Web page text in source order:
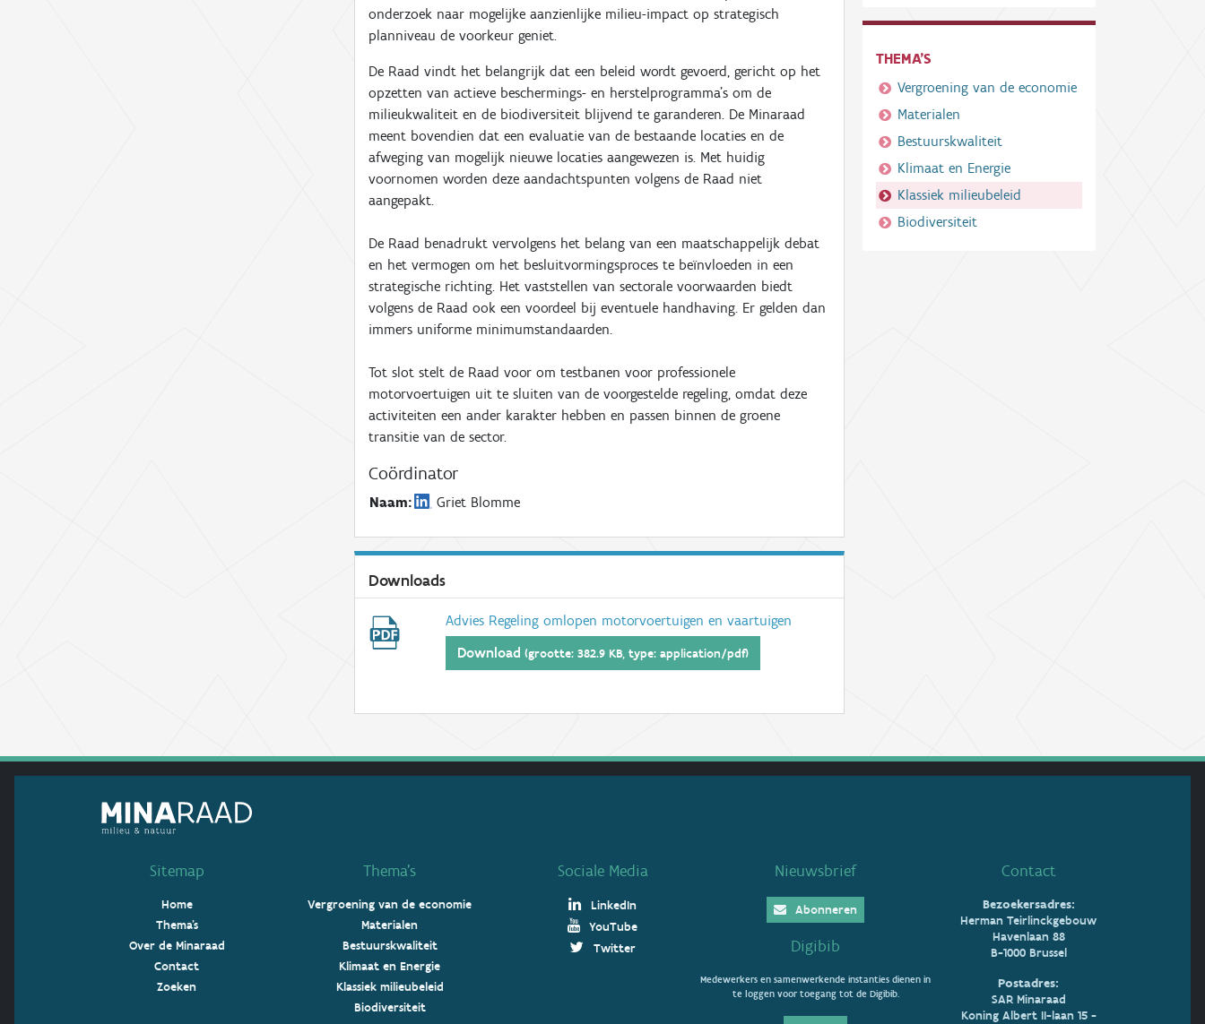
onderzoek naar mogelijke aanzienlijke milieu-impact op strategisch
planniveau de voorkeur geniet.
De Raad vindt het belangrijk dat een beleid wordt gevoerd, gericht op het
opzetten van actieve beschermings- en herstelprogramma’s om de
milieukwaliteit en de biodiversiteit blijvend te garanderen. De Minaraad
meent bovendien dat een evaluatie van de bestaande locaties en de
afweging van mogelijk nieuwe locaties aangewezen is. Met huidig
voornomen worden deze aandachtspunten volgens de Raad niet
aangepakt.
De Raad benadrukt vervolgens het belang van een maatschappelijk debat
en het vermogen om het besluitvormingsproces te beïnvloeden in een
strategische richting. Het vaststellen van sectorale voorwaarden biedt
volgens de Raad ook een voordeel bij eventuele handhaving. Er gelden dan
immers uniforme minimumstandaarden.
Tot slot stelt de Raad voor om testbanen voor professionele
motorvoertuigen uit te sluiten van de voorgestelde regeling, omdat deze
activiteiten een ander karakter hebben en passen binnen de groene
transitie van de sector.
Coördinator
:
Naam Griet Blomme
Downloads
Advies Regeling omlopen motorvoertuigen en vaartuigen
Download(grootte: 382.9 KB, type: application/pdf)
THEMA'S
Vergroening van de economie
Materialen
Bestuurskwaliteit
Klimaat en Energie
Klassiek milieubeleid
Biodiversiteit
Sitemap
Home
Thema's
Over de Minaraad
Contact
Zoeken
Thema’s
Vergroening van de economie
Materialen
Bestuurskwaliteit
Klimaat en Energie
Klassiek milieubeleid
Biodiversiteit
Sociale Media
LinkedIn
YouTube
Twitter
Nieuwsbrief
Abonneren
Digibib
Medewerkers en samenwerkende instanties dienen in
te loggen voor toegang tot de Digibib.
Contact
Bezoekersadres:
Herman Teirlinckgebouw
Havenlaan 88
B-1000 Brussel
Postadres:
SAR Minaraad
Koning Albert II-laan 15 -